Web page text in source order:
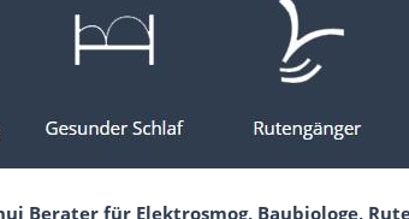
Berater für Elektrosmog, Baubiologe,